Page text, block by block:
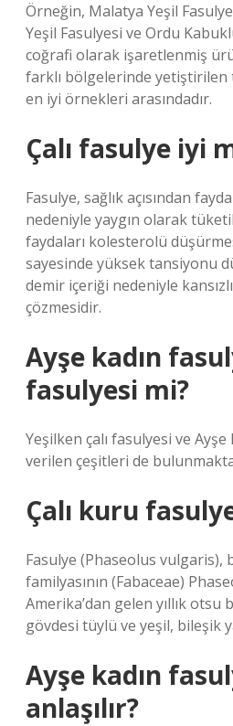
Örneğin, Malatya Yeşil
Yeşil Fasulyesi ve Ordu
coğrafi olarak işaretlenmiş
farklı bölgelerinde yetiştirilen
en iyi örnekleri arasındadır.
Çalı fasulye iyi
Fasulye, sağlık açısından
nedeniyle yaygın olarak
faydaları kolesterolü
sayesinde yüksek tansiyonu
demir içeriği nedeniyle
çözmesidir.
Ayşe kadın
fasulyesi mi?
Yeşilken çalı fasulyesi ve Ayşe
verilen çeşitleri de
Çalı kuru
Fasulye (Phaseolus vulgaris),
familyasının (Fabaceae)
Amerika’dan gelen yıllık
gövdesi tüylü ve yeşil, bileşik
Ayşe kadın
anlaşılır?